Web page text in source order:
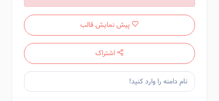
پیش نمایش قالب
اشتراک